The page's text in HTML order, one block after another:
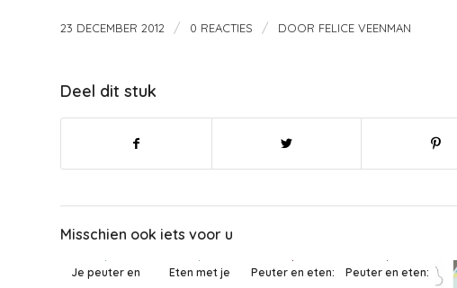
23 DECEMBER 2012 / 0 REACTIES / DOOR FELICE VEENMAN
Deel dit stuk
Misschien ook iets voor u
Je peuter en
Eten met je
Peuter en eten:
Peuter en eten: